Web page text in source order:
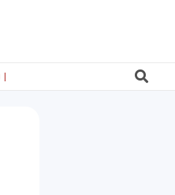
